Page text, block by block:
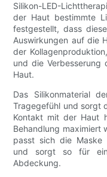
Silikon-LED-
der Haut bestimmte
festgestellt, dass
Auswirkungen auf die
der
und die Verbesserung
Haut.
Das Silikonmaterial
Tragegefühl und sorgt
Kontakt mit der Haut
Behandlung maximiert
passt sich die Maske
und sorgt so für
Abdeckung.